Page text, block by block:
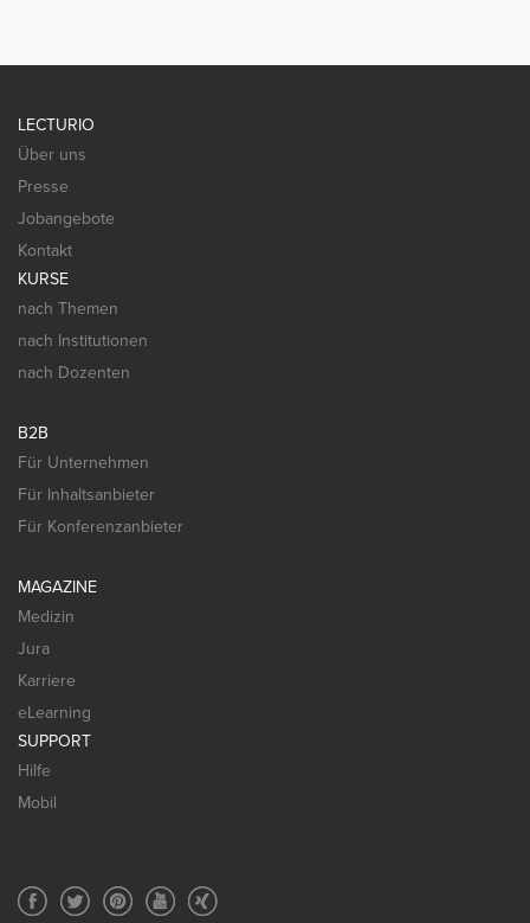
LECTURIO
Über uns
Presse
Jobangebote
Kontakt
KURSE
nach Themen
nach Institutionen
nach Dozenten
B2B
Für Unternehmen
Für Inhaltsanbieter
Für Konferenzanbieter
MAGAZINE
Medizin
Jura
Karriere
eLearning
SUPPORT
Hilfe
Mobil